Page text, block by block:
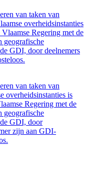
van taken van
overheidsinstanties
Regering met de
geografische
GDI, door deelnemers
van taken van
overheidsinstanties is
Regering met de
geografische
de GDI, door
zijn aan GDI-